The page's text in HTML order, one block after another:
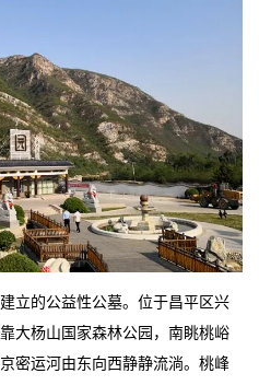
立的公益性公墓。位于昌平区兴
大杨山国家森林公园，南眺桃峪
密运河由东向西静静流淌。桃峰